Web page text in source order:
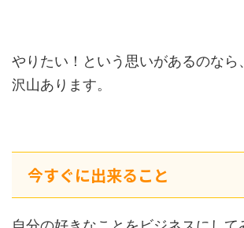
やりたい！という思いがあるのなら
沢山あります。
今すぐに出来ること